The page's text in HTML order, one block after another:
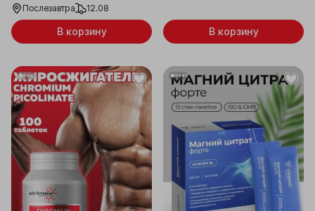
Послезавтра
12.08
В корзину В корзину